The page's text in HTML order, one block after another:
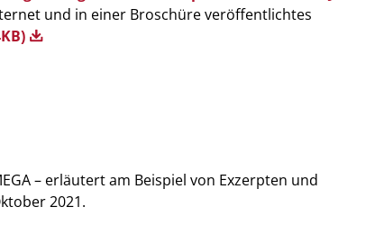
und in einer Broschüre veröffentlichtes
– erläutert am Beispiel von Exzerpten und
2021.